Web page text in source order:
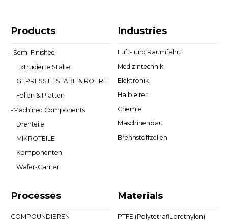
Products
-Semi Finished
Extrudierte Stäbe
GEPRESSTE STÄBE & ROHRE
Folien & Platten
-Machined Components
Drehteile
MIKROTEILE
Komponenten
Wafer-Carrier
Industries
Luft- und Raumfahrt
Medizintechnik
Elektronik
Halbleiter
Chemie
Maschinenbau
Brennstoffzellen
Processes
COMPOUNDIEREN
Materials
PTFE (Polytetrafluorethylen)